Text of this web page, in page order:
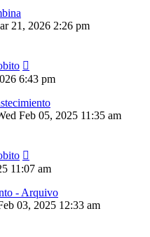
21, 2026 2:26 pm
6:43 pm
Feb 05, 2025 11:35 am
11:07 am
- Arquivo
03, 2025 12:33 am